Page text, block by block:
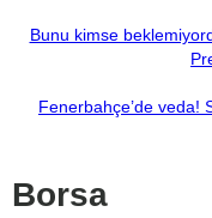
Bunu kimse
Fenerbahçe’de veda!
Borsa